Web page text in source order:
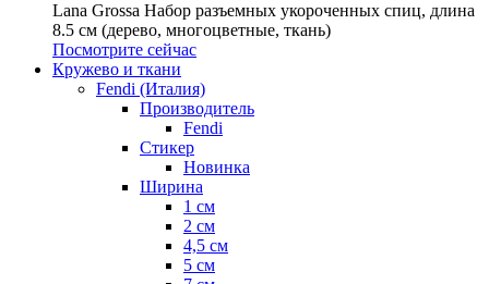
Lana Grossa Набор разъемных укороченных спиц, длина
8.5 см (дерево, многоцветные, ткань)
Посмотрите сейчас
Кружево и ткани
Fendi (Италия)
Производитель
Fendi
Стикер
Новинка
Ширина
1 см
2 см
4,5 см
5 см